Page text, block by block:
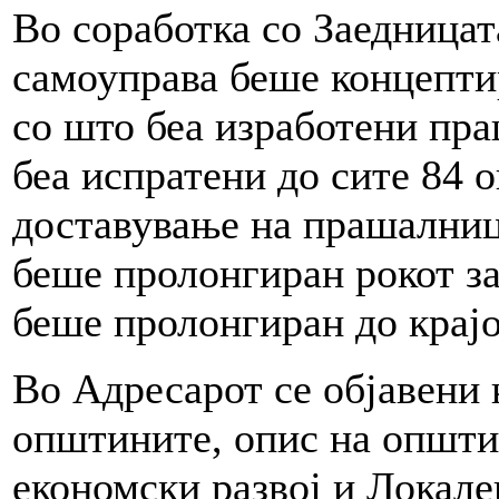
Во соработка со
самоуправа беше
со што беа изработени
беа испратени до сите 84
доставување на
беше пролонгиран рокот
беше пролонгиран до
Во Адресарот се
општините, опис на
економски развој и